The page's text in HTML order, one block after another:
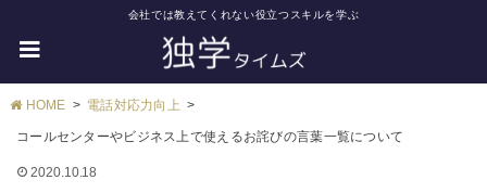
会社では教えてくれない役立つスキルを学ぶ
HOME 電話対応力向上
コールセンターやビジネス上で使えるお詫びの言葉一覧について
2020.10.18